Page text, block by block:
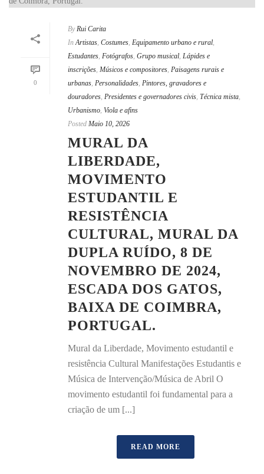
0
By Rui Carita
In Artistas, Costumes, Equipamento urbano e rural,
Estudantes, Fotógrafos, Grupo musical, Lápides e
inscrições, Músicos e compositores, Paisagens rurais e
urbanas, Personalidades, Pintores, gravadores e
douradores, Presidentes e governadores civis, Técnica mista,
Urbanismo, Viola e afins
Posted Maio 10, 2026
MURAL DA
LIBERDADE,
MOVIMENTO
ESTUDANTIL E
RESISTÊNCIA
CULTURAL, MURAL DA
DUPLA RUÍDO, 8 DE
NOVEMBRO DE 2024,
ESCADA DOS GATOS,
BAIXA DE COIMBRA,
PORTUGAL.
Mural da Liberdade, Movimento estudantil e
resistência Cultural Manifestações Estudantis e
Música de Intervenção/Música de Abril O
movimento estudantil foi fundamental para a
criação de um [...]
READ MORE